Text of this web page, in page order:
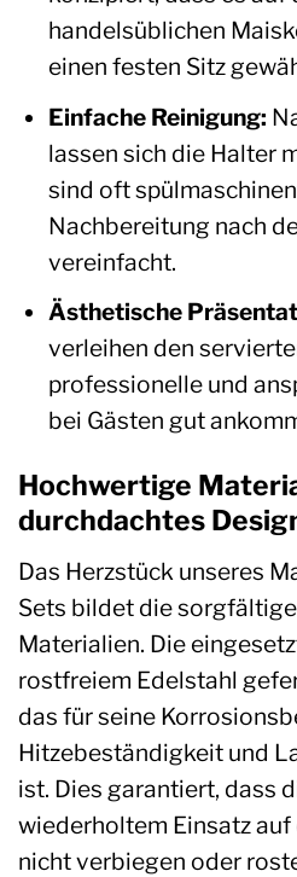
handelsüblichen
einen festen Sitz
Einfache Reinigung:
lassen sich die Halter
sind oft
Nachbereitung nach
vereinfacht.
Ästhetische
verleihen den
professionelle und
bei Gästen gut
Hochwertige
durchdachtes
Das Herzstück unseres
Sets bildet die
Materialien. Die
rostfreiem Edelstahl
das für seine
Hitzebeständigkeit und
ist. Dies garantiert, dass
wiederholtem Einsatz auf
nicht verbiegen oder